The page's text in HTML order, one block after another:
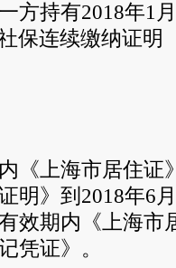
持有2018年1月
保连续缴纳证明
上海市居住证
明》到2018年6
效期内《上海市
凭证》。